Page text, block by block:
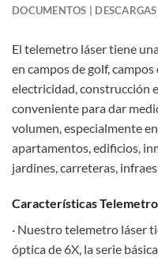
DOCUMENTOS | DESCARGAS
El telemetro láser tiene
en campos de golf,
electricidad, construcción
conveniente para dar
volumen, especialmente
apartamentos, edificios,
jardines, carreteras,
Características
· Nuestro telemetro láser
óptica de 6X, la serie